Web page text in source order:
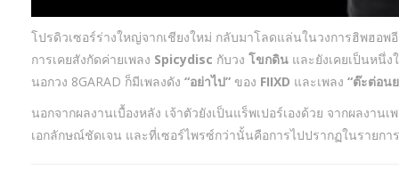
โปรดิวเซอร์ร่างใหญ่จากเชียงใหม่ กลับมาโลดแล่นในวงการฮิพฮอพ
การเคยสังกัดค่ายเพลง Spicydisc กับวง โขกดิน และยังเคยเป็นหนึ่
นอกวง 8GARAD ก็มีเพลงดัง “อย่าไป” ของ FIIXD และเพลง “ต๊ะต่อน
นอกจากผลงานเบื้องหลัง เจ้าตัวยังเป็นแร็พเปอร์เองด้วย จากผลงาน
เอกลักษณ์ชัดเจน และที่เซอร์ไพรซ์กว่านั้นคือการไปปรากฏในรายก